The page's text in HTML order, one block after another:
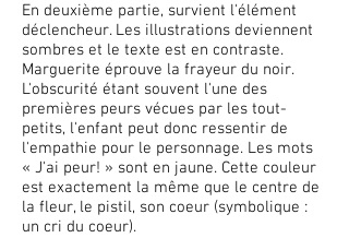
En deuxième partie, survient l'élément
déclencheur. Les illustrations deviennent
sombres et le texte est en contraste.
Marguerite éprouve la frayeur du noir.
L'obscurité étant souvent l'une des
premières peurs vécues par les tout-
petits, l'enfant peut donc ressentir de
l'empathie pour le personnage. Les mots
« J'ai peur! » sont en jaune. Cette couleur
est exactement la même que le centre de
la fleur, le pistil, son coeur (symbolique :
un cri du coeur).